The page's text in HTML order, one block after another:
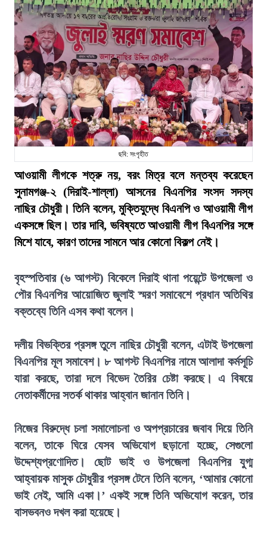
ছবি: সংগৃহীত
আওয়ামী লীগকে শত্রু নয়, বরং মিত্র বলে মন্তব্য করেছেন
সুনামগঞ্জ-২ (দিরাই-শাল্লা) আসনের বিএনপির সংসদ সদস্য
নাছির চৌধুরী। তিনি বলেন, মুক্তিযুদ্ধে বিএনপি ও আওয়ামী লীগ
একসঙ্গে ছিল। তার দাবি, ভবিষ্যতে আওয়ামী লীগ বিএনপির সঙ্গে
মিশে যাবে, কারণ তাদের সামনে আর কোনো বিকল্প নেই।
বৃহস্পতিবার (৬ আগস্ট) বিকেলে দিরাই থানা পয়েন্টে উপজেলা ও
পৌর বিএনপির আয়োজিত জুলাই স্মরণ সমাবেশে প্রধান অতিথির
বক্তব্যে তিনি এসব কথা বলেন।
দলীয় বিভক্তির প্রসঙ্গ তুলে নাছির চৌধুরী বলেন, এটাই উপজেলা
বিএনপির মূল সমাবেশ। ৮ আগস্ট বিএনপির নামে আলাদা কর্মসূচি
যারা করছে, তারা দলে বিভেদ তৈরির চেষ্টা করছে। এ বিষয়ে
নেতাকর্মীদের সতর্ক থাকার আহ্বান জানান তিনি।
নিজের বিরুদ্ধে চলা সমালোচনা ও অপপ্রচারের জবাব দিয়ে তিনি
বলেন, তাকে ঘিরে যেসব অভিযোগ ছড়ানো হচ্ছে, সেগুলো
উদ্দেশ্যপ্রণোদিত। ছোট ভাই ও উপজেলা বিএনপির যুগ্ম
আহ্বায়ক মাসুক চৌধুরীর প্রসঙ্গ টেনে তিনি বলেন, ‘আমার কোনো
ভাই নেই, আমি একা।’ একই সঙ্গে তিনি অভিযোগ করেন, তার
বাসভবনও দখল করা হয়েছে।